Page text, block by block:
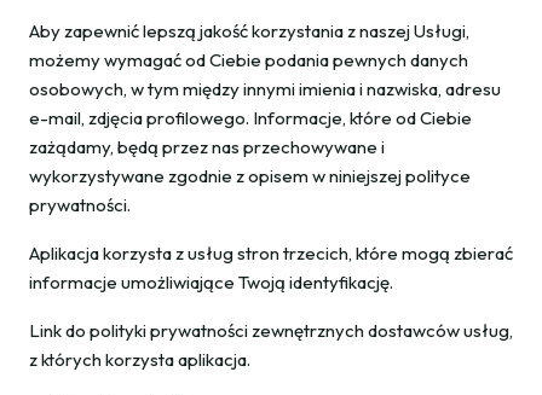
Aby zapewnić lepszą jakość korzystania z naszej Usługi,
możemy wymagać od Ciebie podania pewnych danych
osobowych, w tym między innymi imienia i nazwiska, adresu
e-mail, zdjęcia profilowego. Informacje, które od Ciebie
zażądamy, będą przez nas przechowywane i
wykorzystywane zgodnie z opisem w niniejszej polityce
prywatności.
Aplikacja korzysta z usług stron trzecich, które mogą zbierać
informacje umożliwiające Twoją identyfikację.
Link do polityki prywatności zewnętrznych dostawców usług,
z których korzysta aplikacja.